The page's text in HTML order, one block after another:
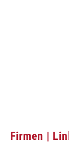
Firmen |